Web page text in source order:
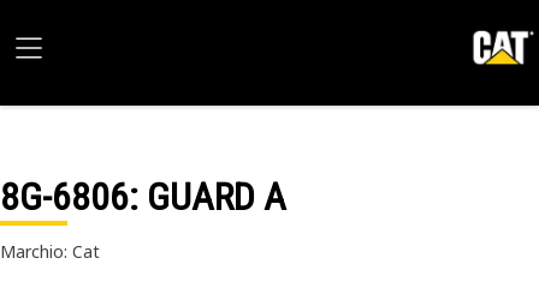
8G-6806: GUARD A
Marchio: Cat